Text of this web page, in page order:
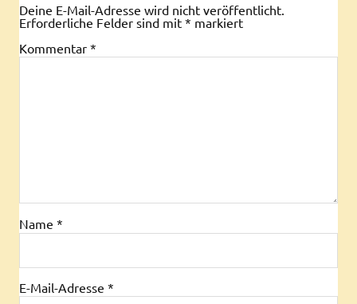
Deine E-Mail-Adresse wird nicht veröffentlicht.
Erforderliche Felder sind mit * markiert
Kommentar *
Name *
E-Mail-Adresse *